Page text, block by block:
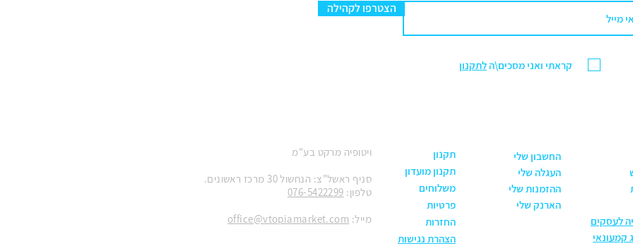
הצטרפו לקהילה
קראתי ואני מסכים\הלתקנון
ויטופיה מרקט בע"מ
סניף ראשל"צ: הנחשול 30 מרכז ראשונים.
טלפון: 076-5422299
מייל: office@vtopiamarket.com
תקנון
תקנון מועדון
משלוחים
פרטיות
החזרות
הצהרת נגישות
החשבון שלי
העגלה שלי
ההזמנות שלי
הארנק שלי
לעסקים
קמעונאי